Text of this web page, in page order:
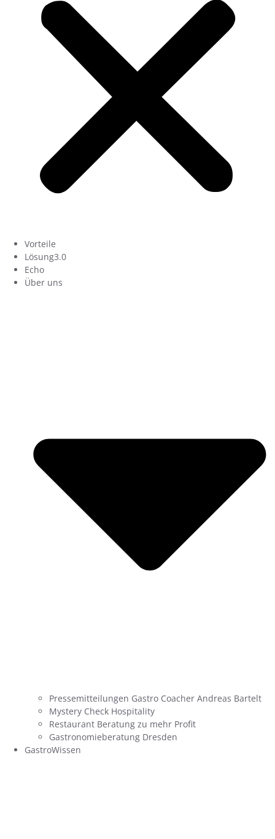
Vorteile
Lösung3.0
Echo
Über uns
Pressemitteilungen Gastro Coacher Andreas Bartelt
Mystery Check Hospitality
Restaurant Beratung zu mehr Profit
Gastronomieberatung Dresden
GastroWissen